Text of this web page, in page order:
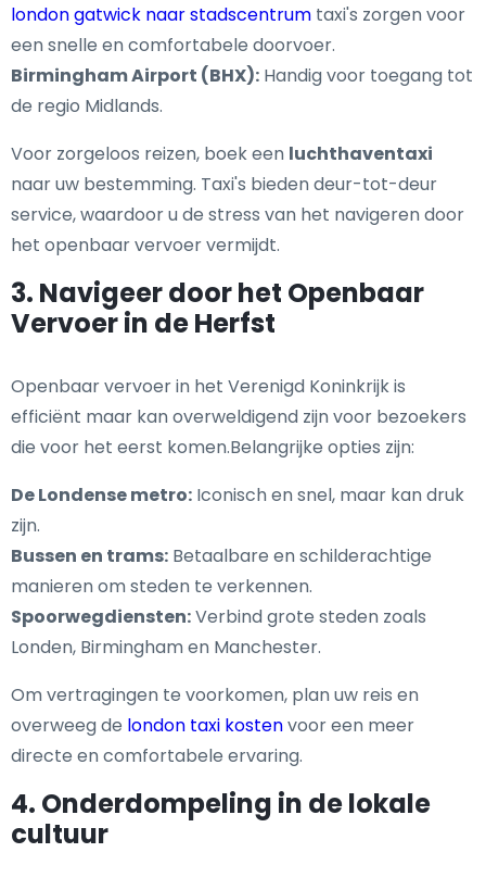
london gatwick naar stadscentrum taxi's zorgen voor
een snelle en comfortabele doorvoer.
Birmingham Airport (BHX): Handig voor toegang tot
de regio Midlands.
Voor zorgeloos reizen, boek een luchthaventaxi
naar uw bestemming. Taxi's bieden deur-tot-deur
service, waardoor u de stress van het navigeren door
het openbaar vervoer vermijdt.
3. Navigeer door het Openbaar
Vervoer in de Herfst
Openbaar vervoer in het Verenigd Koninkrijk is
efficiënt maar kan overweldigend zijn voor bezoekers
die voor het eerst komen.Belangrijke opties zijn:
De Londense metro: Iconisch en snel, maar kan druk
zijn.
Bussen en trams: Betaalbare en schilderachtige
manieren om steden te verkennen.
Spoorwegdiensten:Verbind grote steden zoals
Londen, Birmingham en Manchester.
Om vertragingen te voorkomen, plan uw reis en
overweeg de london taxi kostenvoor een meer
directe en comfortabele ervaring.
4. Onderdompeling in de lokale
cultuur